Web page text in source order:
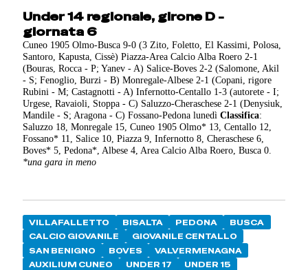
Under 14 regionale, girone D -
giornata 6
Cuneo 1905 Olmo-Busca 9-0 (3 Zito, Foletto, El Kassimi, Polosa,
Santoro, Kapusta, Cissè) Piazza-Area Calcio Alba Roero 2-1
(Bouras, Rocca - P; Yanev - A) Salice-Boves 2-2 (Salomone, Akil
- S; Fenoglio, Burzi - B) Monregale-Albese 2-1 (Copani, rigore
Rubini - M; Castagnotti - A) Infernotto-Centallo 1-3 (autorete - I;
Urgese, Ravaioli, Stoppa - C) Saluzzo-Cheraschese 2-1 (Denysiuk,
Mandile - S; Aragona - C) Fossano-Pedona lunedìClassifica:
Saluzzo 18, Monregale 15, Cuneo 1905 Olmo* 13, Centallo 12,
Fossano* 11, Salice 10, Piazza 9, Infernotto 8, Cheraschese 6,
Boves* 5, Pedona*, Albese 4, Area Calcio Alba Roero, Busca 0.
*una gara in meno
VILLAFALLETTO BISALTA PEDONA
BUSCA
CALCIO GIOVANILE
GIOVANILE CENTALLO
SAN BENIGNO
BOVES
VALVERMENAGNA
AUXILIUM CUNEO
UNDER 17
UNDER 15